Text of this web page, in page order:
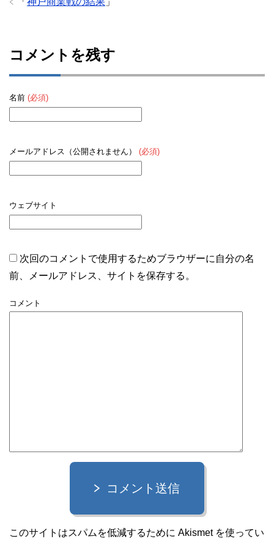
コメントを残す
名前 (必須)
メールアドレス（公開されません） (必須)
ウェブサイト
次回のコメントで使用するためブラウザーに自分の名
前、メールアドレス、サイトを保存する。
コメント
コメント送信
このサイトはスパムを低減するために Akismet を使ってい